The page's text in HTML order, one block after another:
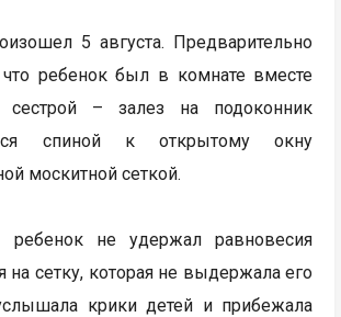
5 августа. Предварительно
что ребенок был в комнате вместе
– залез на подоконник
спиной к открытому окну
москитной сеткой.
ребенок не удержал равновесия
на сетку, которая не выдержала его
крики детей и прибежала